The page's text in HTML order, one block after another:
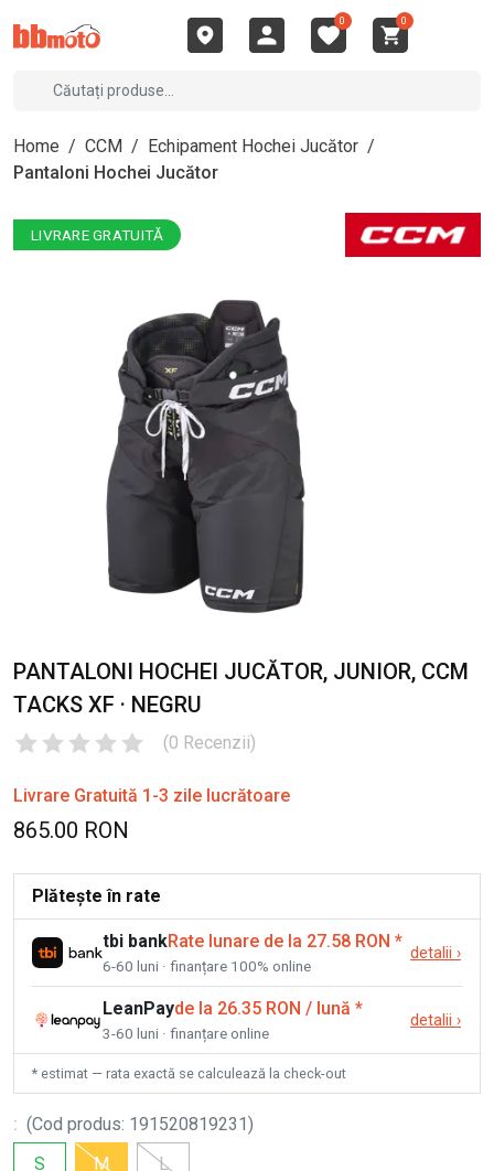
0 0
Home / CCM / Echipament Hochei Jucător /
Pantaloni Hochei Jucător
LIVRARE GRATUITĂ
PANTALONI HOCHEI JUCĂTOR, JUNIOR, CCM
TACKS XF · NEGRU
(0 Recenzii)
Livrare Gratuită 1-3 zile lucrătoare
865.00 RON
Plătește în rate
tbi bankRate lunare de la 27.58 RON *
6-60 luni · finanțare 100% online
detalii ›
LeanPayde la 26.35 RON / lună *
3-60 luni · finanțare online
detalii ›
* estimat — rata exactă se calculează la check-out
: (Cod produs: 191520819231 )
S
M L